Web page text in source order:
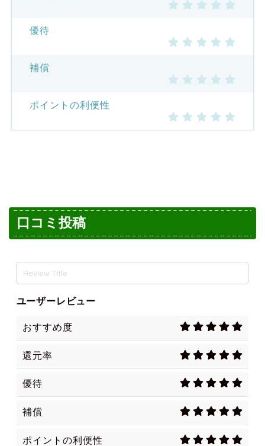
優待
補償
ポイントの利便性
口コミ投稿
ユーザーレビュー
おすすめ度
還元率
優待
補償
ポイントの利便性